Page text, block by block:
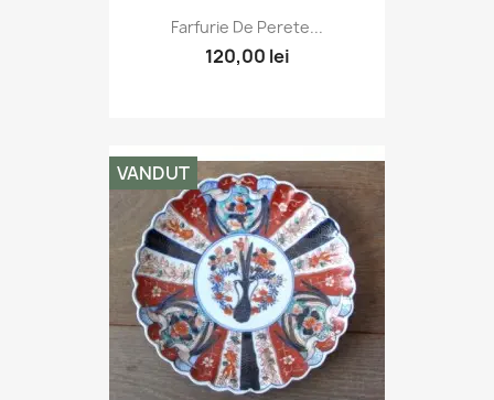
Farfurie De Perete...
120,00 lei
VANDUT